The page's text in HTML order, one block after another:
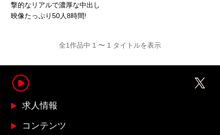
撃的なリアルで濃厚な中出し
映像たっぷり50人8時間!
全1作品中 1 〜 1 タイトルを表示
求人情報
コンテンツ